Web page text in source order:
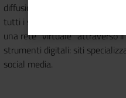
diffusione del digitale nelle
tutti i settori economici. Al
una rete "virtuale" attraverso il
strumenti digitali: siti
social media.